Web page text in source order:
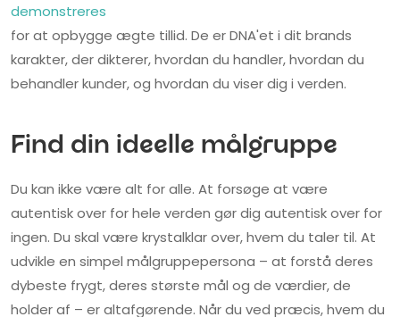
demonstreres
for at opbygge ægte tillid. De er DNA'et i dit brands
karakter, der dikterer, hvordan du handler, hvordan du
behandler kunder, og hvordan du viser dig i verden.
Find din ideelle målgruppe
Du kan ikke være alt for alle. At forsøge at være
autentisk over for hele verden gør dig autentisk over for
ingen. Du skal være krystalklar over, hvem du taler til. At
udvikle en simpel målgruppepersona – at forstå deres
dybeste frygt, deres største mål og de værdier, de
holder af – er altafgørende. Når du ved præcis, hvem du